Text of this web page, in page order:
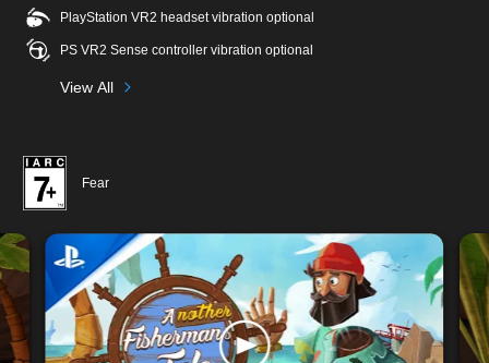
PlayStation VR2 headset vibration optional
PS VR2 Sense controller vibration optional
View All
Fear